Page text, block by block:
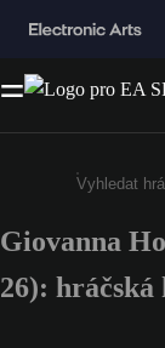
Enter
Giovanna
26): hráčská